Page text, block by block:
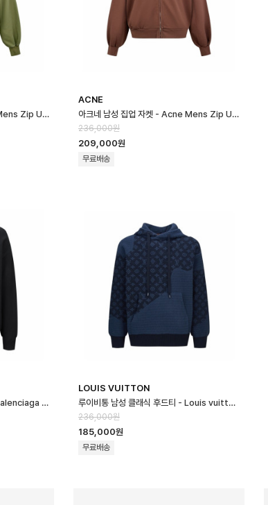
아크네 남성 집업 자켓 - Acne Mens Zip Up Jakcet - anc16692x
ACNE
아크네 남성 집업 자켓 - Acne Mens Zip Up Jakcet - anc16691x
236,000원
209,000원
무료배송
발렌시아가 남성 라운드 니트 - Balenciaga Mens Round Knitwear -…
LOUIS VUITTON
루이비통 남성 클래식 후드티 - Louis vuitton Mens Classic Hoode…
236,000원
185,000원
무료배송